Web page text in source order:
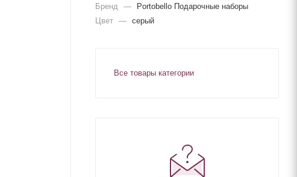
Бренд
—
Portobello Подарочные наборы
Цвет — серый
Все товары категории